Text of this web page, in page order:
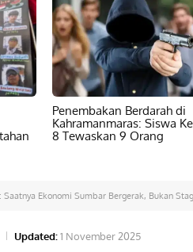
Penembakan Berdarah di
Kahramanmaras: Siswa
8 Tewaskan 9 Orang
Saatnya Ekonomi Sumbar Bergerak, Bukan
Updated:1 November 2025